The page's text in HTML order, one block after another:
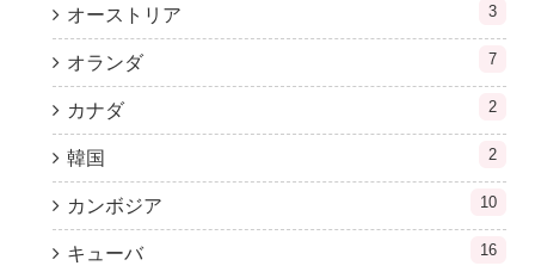
オーストリア 3
オランダ 7
カナダ 2
韓国 2
カンボジア 10
キューバ 16